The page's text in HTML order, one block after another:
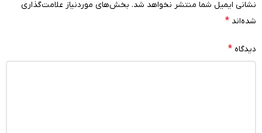
نشانی ایمیل شما منتشر نخواهد شد. بخش‌های موردنیاز علامت‌گذاری
شده‌اند *
دیدگاه *